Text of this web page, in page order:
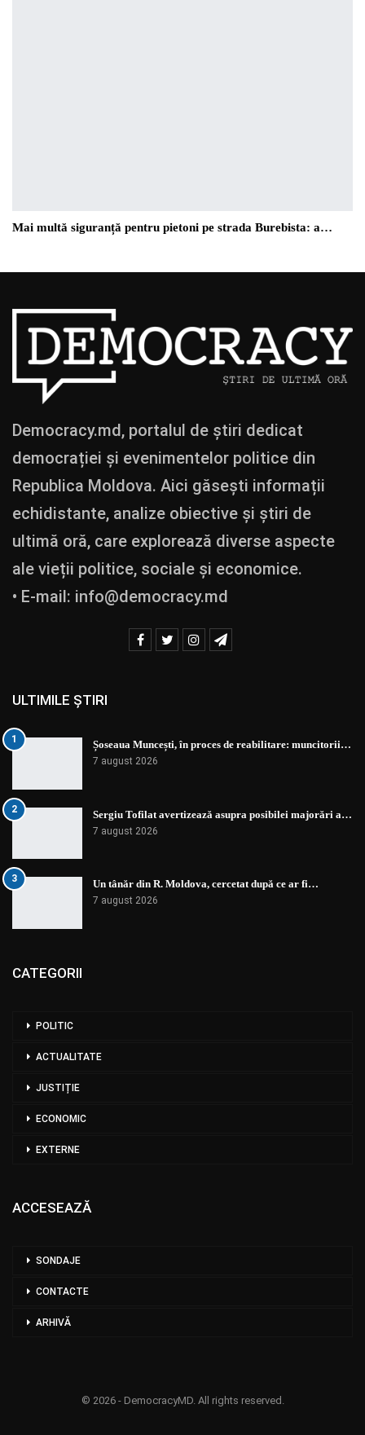
Mai multă siguranță pentru pietoni pe strada Burebista: a…
Democracy.md, portalul de știri dedicat
democrației și evenimentelor politice din
Republica Moldova. Aici găsești informații
echidistante, analize obiective și știri de
ultimă oră, care explorează diverse aspecte
ale vieții politice, sociale și economice.
• E-mail: info@democracy.md
ULTIMILE ȘTIRI
1 Șoseaua Muncești, în proces de reabilitare: muncitorii…
7 august 2026
2 Sergiu Tofilat avertizează asupra posibilei majorări a…
7 august 2026
3 Un tânăr din R. Moldova, cercetat după ce ar fi…
7 august 2026
CATEGORII
POLITIC
ACTUALITATE
JUSTIȚIE
ECONOMIC
EXTERNE
ACCESEAZĂ
SONDAJE
CONTACTE
ARHIVĂ
© 2026 - DemocracyMD. All rights reserved.